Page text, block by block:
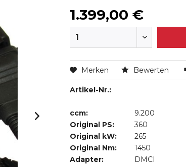
1.399,00 €
Merken Bewerten
Artikel-Nr.:
ccm:
9.200
Original PS:
360
Original kW:
265
Original Nm:
1450
Adapter:
DMCI